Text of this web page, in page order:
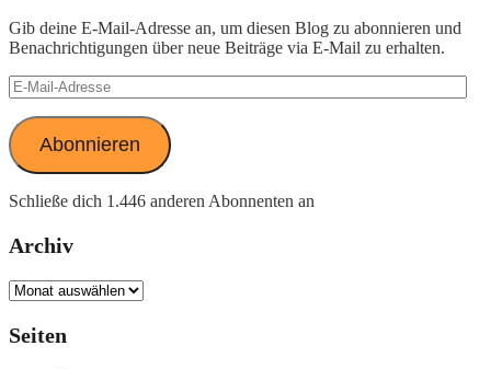
Gib deine E-Mail-Adresse an, um diesen Blog zu abonnieren und
Benachrichtigungen über neue Beiträge via E-Mail zu erhalten.
E-
Mail-
Adresse
Abonnieren
Schließe dich 1.446 anderen Abonnenten an
Archiv
Archiv
Seiten